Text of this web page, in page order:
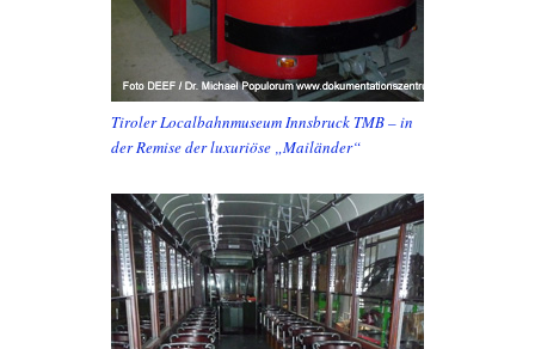
Tiroler Localbahnmuseum Innsbruck TMB – in
der Remise der luxuriöse „Mailänder“